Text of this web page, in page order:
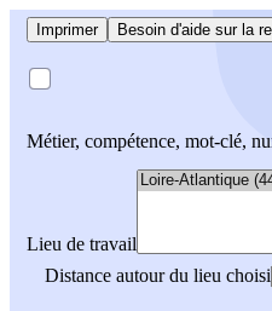
Imprimer Besoin d'aide sur la
Métier, compétence, mot-clé,
Lieu de travail
Distance autour du lieu choisi